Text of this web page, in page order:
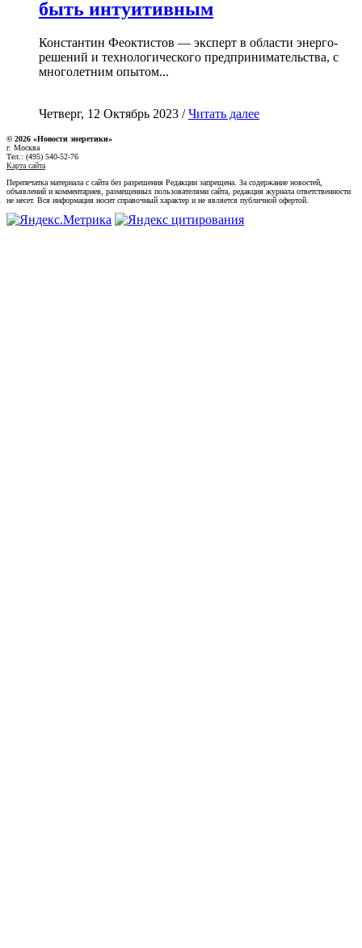
быть интуитивным
Константин Феоктистов — эксперт в области энерго-
решений и технологического предпринимательства, с
многолетним опытом...
Четверг, 12 Октябрь 2023 /Читать далее
© 2026 «Новости энеретики»
г. Москва
Тел.: (495) 540-52-76
Карта сайта
Перепечатка материала с сайта без разрешения Редакции запрещена. За содержание новостей,
объявлений и комментариев, размещенных пользователями сайта, редакция журнала ответственности
не несет. Вся информация носит справочный характер и не является публичной офертой.